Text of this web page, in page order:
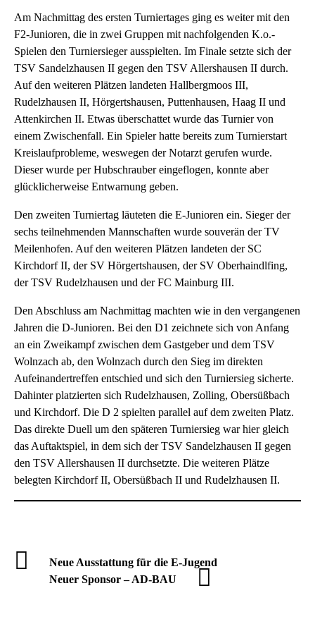
Am Nachmittag des ersten Turniertages ging es weiter mit den
F2-Junioren, die in zwei Gruppen mit nachfolgenden K.o.-
Spielen den Turniersieger ausspielten. Im Finale setzte sich der
TSV Sandelzhausen II gegen den TSV Allershausen II durch.
Auf den weiteren Plätzen landeten Hallbergmoos III,
Rudelzhausen II, Hörgertshausen, Puttenhausen, Haag II und
Attenkirchen II. Etwas überschattet wurde das Turnier von
einem Zwischenfall. Ein Spieler hatte bereits zum Turnierstart
Kreislaufprobleme, weswegen der Notarzt gerufen wurde.
Dieser wurde per Hubschrauber eingeflogen, konnte aber
glücklicherweise Entwarnung geben.
Den zweiten Turniertag läuteten die E-Junioren ein. Sieger der
sechs teilnehmenden Mannschaften wurde souverän der TV
Meilenhofen. Auf den weiteren Plätzen landeten der SC
Kirchdorf II, der SV Hörgertshausen, der SV Oberhaindlfing,
der TSV Rudelzhausen und der FC Mainburg III.
Den Abschluss am Nachmittag machten wie in den vergangenen
Jahren die D-Junioren. Bei den D1 zeichnete sich von Anfang
an ein Zweikampf zwischen dem Gastgeber und dem TSV
Wolnzach ab, den Wolnzach durch den Sieg im direkten
Aufeinandertreffen entschied und sich den Turniersieg sicherte.
Dahinter platzierten sich Rudelzhausen, Zolling, Obersüßbach
und Kirchdorf. Die D 2 spielten parallel auf dem zweiten Platz.
Das direkte Duell um den späteren Turniersieg war hier gleich
das Auftaktspiel, in dem sich der TSV Sandelzhausen II gegen
den TSV Allershausen II durchsetzte. Die weiteren Plätze
belegten Kirchdorf II, Obersüßbach II und Rudelzhausen II.
Neue Ausstattung für die E-Jugend
Neuer Sponsor – AD-BAU